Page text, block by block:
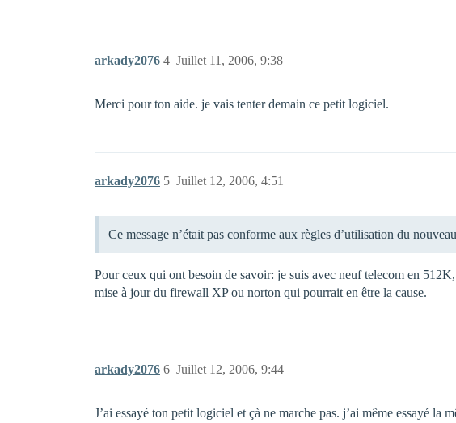
arkady2076 Juillet 11, 2006, 9:38
4
Merci pour ton aide. je vais tenter demain ce petit logiciel.
arkady2076 Juillet 12, 2006, 4:51
5
Ce message n’était pas conforme aux règles d’utilisation du
Pour ceux qui ont besoin de savoir: je suis avec neuf telecom en
mise à jour du firewall XP ou norton qui pourrait en être la cause.
arkady2076 Juillet 12, 2006, 9:44
6
J’ai essayé ton petit logiciel et çà ne marche pas. j’ai même essayé